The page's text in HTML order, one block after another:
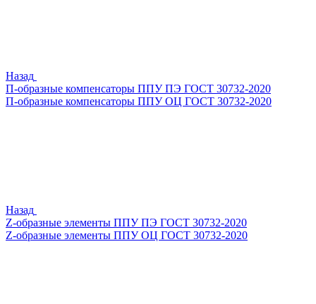
Назад
П-образные компенсаторы ППУ ПЭ ГОСТ 30732-2020
П-образные компенсаторы ППУ ОЦ ГОСТ 30732-2020
Назад
Z-образные элементы ППУ ПЭ ГОСТ 30732-2020
Z-образные элементы ППУ ОЦ ГОСТ 30732-2020